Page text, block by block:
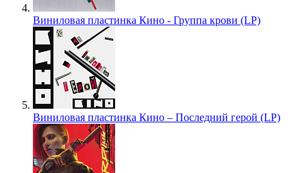
Виниловая пластинка Кино - Группа крови (LP)
Виниловая пластинка Кино – Последний герой (LP)